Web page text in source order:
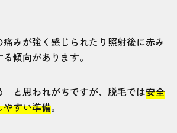
みが強く感じられたり照射後に赤み
傾向があります。
」と思われがちですが、脱毛では安全
やすい準備。